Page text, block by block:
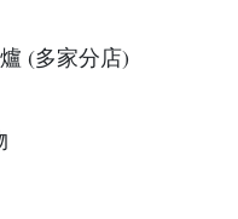
(多家分店)